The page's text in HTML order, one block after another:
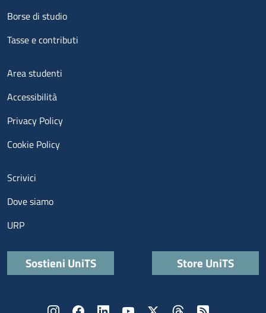
Borse di studio
Tasse e contributi
Menu footer 3
Area studenti
Accessibilità
Privacy Policy
Cookie Policy
Menu contatti
Scrivici
Dove siamo
URP
Quick links
Sostieni UniTS Store UniTS